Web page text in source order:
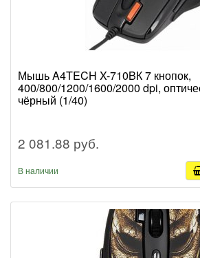
Мышь A4TECH X-710BК 7 кнопок,
400/800/1200/1600/2000 dpi,
чёрный (1/40)
2 081.88 руб.
В наличии